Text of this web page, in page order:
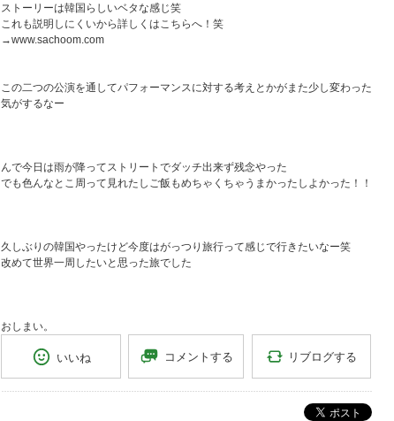
ストーリーは韓国らしいベタな感じ笑
これも説明しにくいから詳しくはこちらへ！笑
→www.sachoom.com
この二つの公演を通してパフォーマンスに対する考えとかがまた少し変わった
気がするなー
んで今日は雨が降ってストリートでダッチ出来ず残念やった
でも色んなとこ周って見れたしご飯もめちゃくちゃうまかったしよかった！！
久しぶりの韓国やったけど今度はがっつり旅行って感じで行きたいなー笑
改めて世界一周したいと思った旅でした
おしまい。
いいね コメントする リブログする
ポスト